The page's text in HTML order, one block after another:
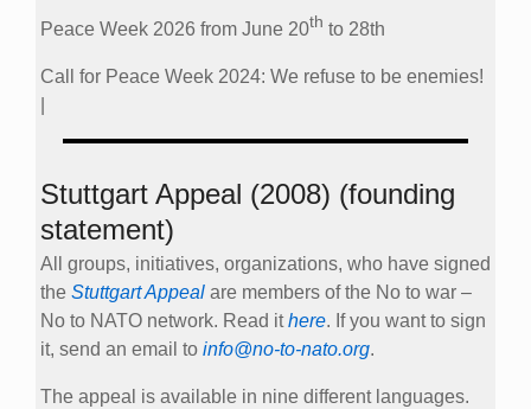
Peace Week 2026 from June 20th to 28th
Call for Peace Week 2024: We refuse to be enemies!
Stuttgart Appeal (2008) (founding
statement)
All groups, initiatives, organizations, who have signed
the Stuttgart Appeal are members of the No to war –
No to NATO network. Read ithere. If you want to sign
it, send an email to info@no-to-nato.org.
The appeal is available in nine different languages.